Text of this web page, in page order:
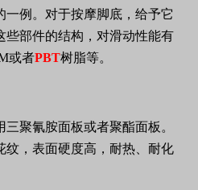
一例。对于按摩脚底，给予它
些部件的结构，对滑动性能有
或者PBT树脂等。
聚氰胺面板或者聚酯面板。
纹，表面硬度高，耐热、耐化